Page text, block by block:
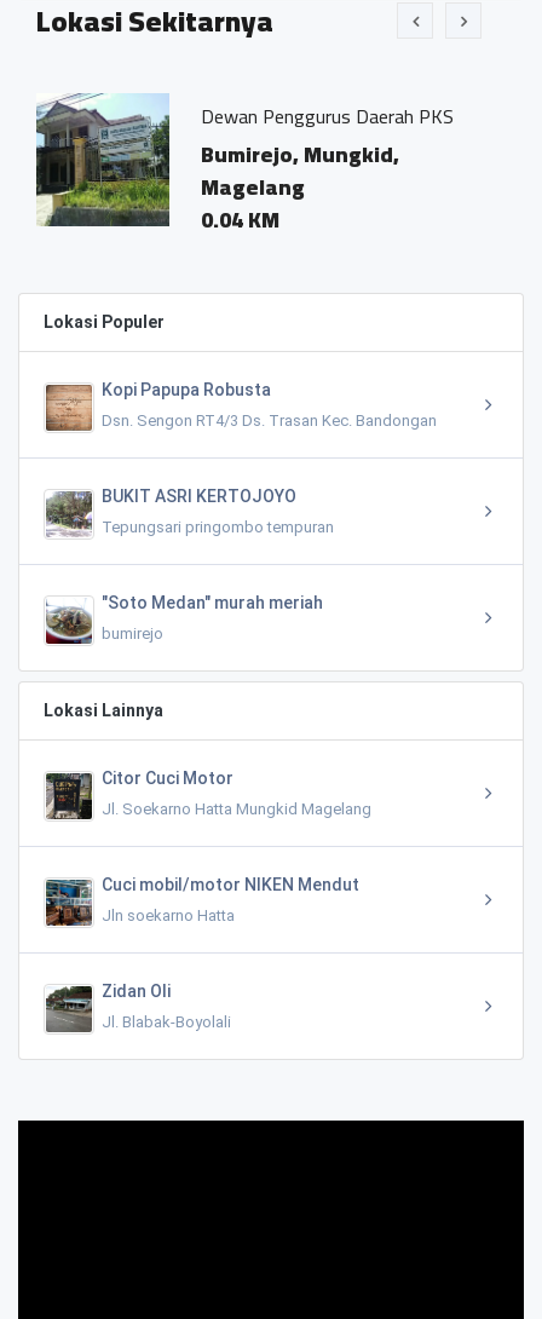
Lokasi Sekitarnya
Dewan Penggurus Daerah PKS
Bumirejo, Mungkid,
Magelang
0.04 KM
Lokasi Populer
Kopi Papupa Robusta
Dsn. Sengon RT4/3 Ds. Trasan Kec. Bandongan
BUKIT ASRI KERTOJOYO
Tepungsari pringombo tempuran
"Soto Medan" murah meriah
bumirejo
Lokasi Lainnya
Citor Cuci Motor
Jl. Soekarno Hatta Mungkid Magelang
Cuci mobil/motor NIKEN Mendut
Jln soekarno Hatta
Zidan Oli
Jl. Blabak-Boyolali